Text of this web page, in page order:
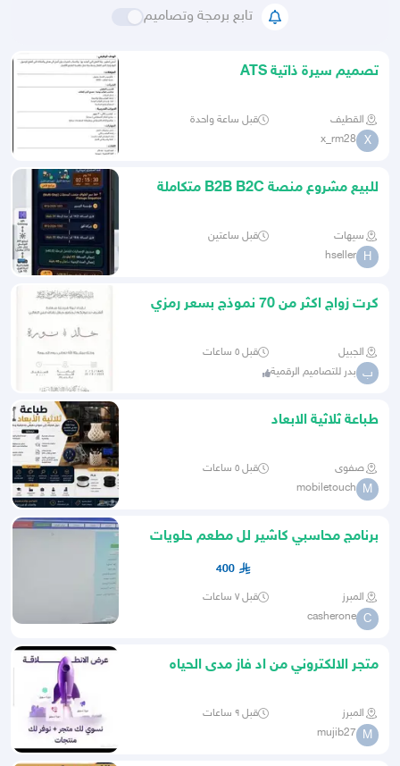
تابع برمجة وتصاميم
تصميم سيرة ذاتية ATS
القطيف قبل ساعة واحدة
X
x_rm28
للبيع مشروع منصة B2B B2C متكاملة
سيهات قبل ساعتين
H
hseller
كرت زواج اكثر من 70 نموذج بسعر رمزي
الجبيل قبل ٥ ساعات
ب بدر للتصاميم الرقمية
طباعة ثلاثية الابعاد
صفوى قبل ٥ ساعات
M
mobiletouch
برنامج محاسبي كاشير لل مطعم حلويات
400
المبرز قبل ٧ ساعات
C
casherone
متجر الالكتروني من اد فاز مدى الحياه
المبرز قبل ٩ ساعات
M
mujib27